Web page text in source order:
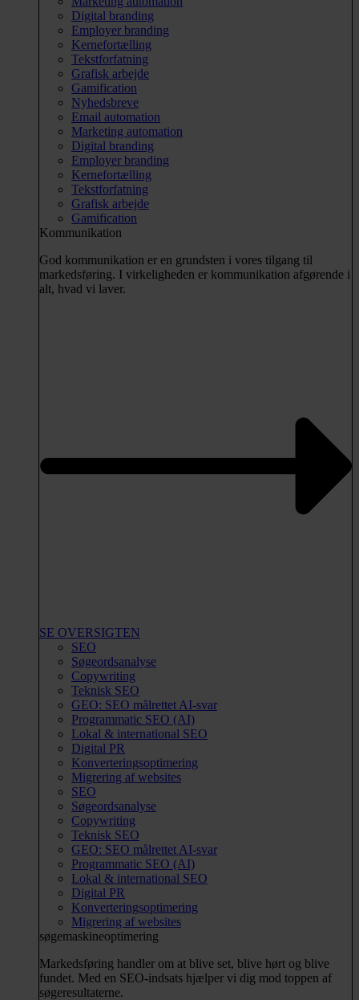
Digital branding
Employer branding
Kernefortælling
Tekstforfatning
Grafisk arbejde
Gamification
Nyhedsbreve
Email automation
Marketing automation
Digital branding
Employer branding
Kernefortælling
Tekstforfatning
Grafisk arbejde
Gamification
Kommunikation
God kommunikation er en grundsten i vores tilgang til
markedsføring. I virkeligheden er kommunikation afgørende i
alt, hvad vi laver.
SE OVERSIGTEN
SEO
Søgeordsanalyse
Copywriting
Teknisk SEO
GEO: SEO målrettet AI-svar
Programmatic SEO (AI)
Lokal & international SEO
Digital PR
Konverteringsoptimering
Migrering af websites
SEO
Søgeordsanalyse
Copywriting
Teknisk SEO
GEO: SEO målrettet AI-svar
Programmatic SEO (AI)
Lokal & international SEO
Digital PR
Konverteringsoptimering
Migrering af websites
søgemaskineoptimering
Markedsføring handler om at blive set, blive hørt og blive
fundet. Med en SEO-indsats hjælper vi dig mod toppen af
søgeresultaterne.